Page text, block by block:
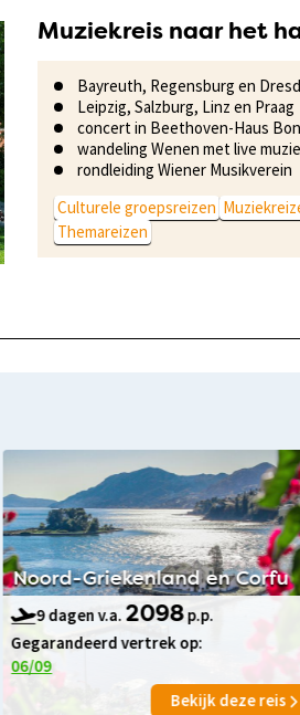
Muziekreis naar het
Bayreuth, Regensburg en
Leipzig, Salzburg, Linz en Praag
concert in Beethoven-Haus
wandeling Wenen met live
rondleiding Wiener Musikverein
Culturele groepsreizen
Themareizen
Noord-Griekenland en Corfu
9 dagen v.a.2098p.p.
Gegarandeerd vertrek op:
06/09
Bekijk deze reis